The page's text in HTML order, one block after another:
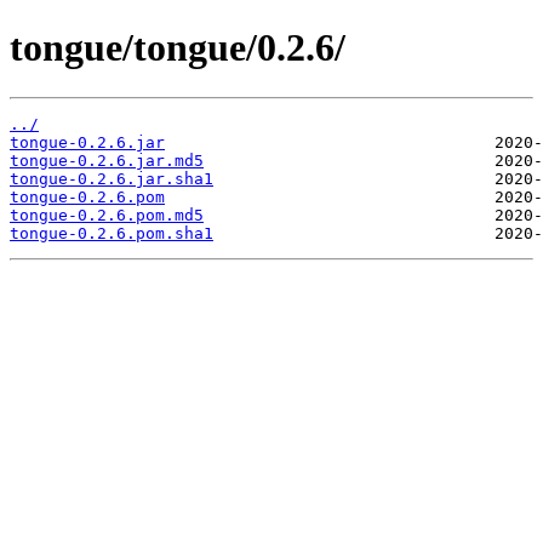
tongue/tongue/0.2.6/
../
tongue-0.2.6.jar
tongue-0.2.6.jar.md5
tongue-0.2.6.jar.sha1
tongue-0.2.6.pom
tongue-0.2.6.pom.md5
tongue-0.2.6.pom.sha1